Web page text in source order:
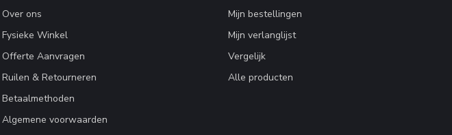
Over ons
Fysieke Winkel
Offerte Aanvragen
Ruilen & Retourneren
Betaalmethoden
Algemene voorwaarden
Mijn bestellingen
Mijn verlanglijst
Vergelijk
Alle producten